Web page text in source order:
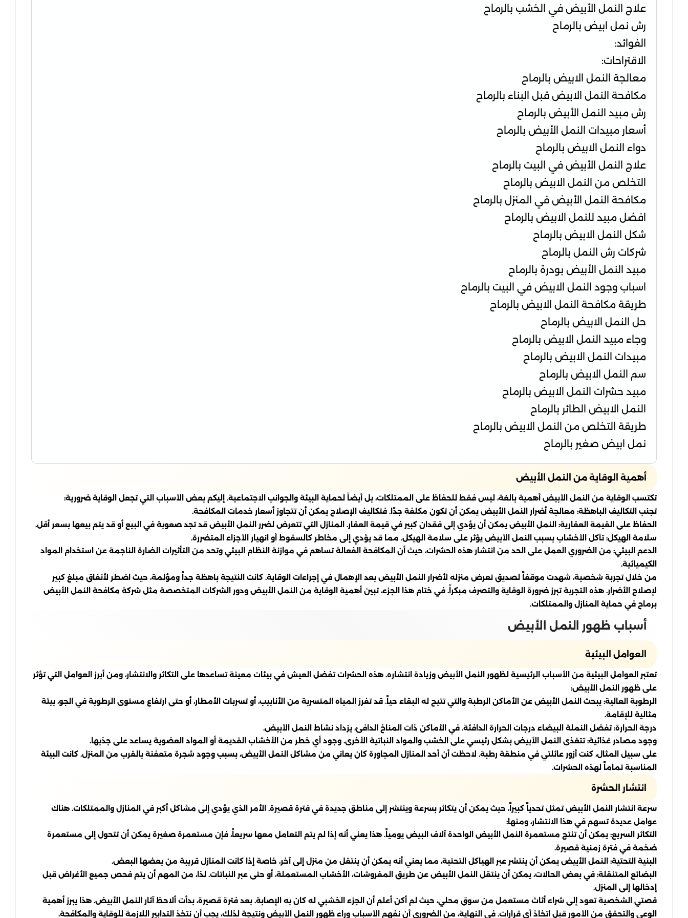
علاج النمل الأبيض في الخشب بالرماح
رش نمل ابيض بالرماح
الفوائد:
الاقتراحات:
معالجة النمل الابيض بالرماح
مكافحة النمل الابيض قبل البناء بالرماح
رش مبيد النمل الأبيض بالرماح
أسعار مبيدات النمل الأبيض بالرماح
دواء النمل الابيض بالرماح
علاج النمل الأبيض في البيت بالرماح
التخلص من النمل الابيض بالرماح
مكافحة النمل الأبيض في المنزل بالرماح
افضل مبيد للنمل الابيض بالرماح
شكل النمل الابيض بالرماح
شركات رش النمل بالرماح
مبيد النمل الأبيض بودرة بالرماح
اسباب وجود النمل الابيض في البيت بالرماح
طريقة مكافحة النمل الابيض بالرماح
حل النمل الابيض بالرماح
وجاء مبيد النمل الابيض بالرماح
مبيدات النمل الابيض بالرماح
سم النمل الابيض بالرماح
مبيد حشرات النمل الابيض بالرماح
النمل الابيض الطائر بالرماح
طريقة التخلص من النمل الابيض بالرماح
نمل ابيض صغير بالرماح
أهمية الوقاية من النمل الأبيض
تكتسب الوقاية من النمل الأبيض أهمية بالغة، ليس فقط للحفاظ على الممتلكات، بل أيضاً لحماية البيئة والجوانب الاجتماعية. إليكم بعض الأسباب التي تجعل الوقاية ضرورية:
تجنب التكاليف الباهظة: معالجة أضرار النمل الأبيض يمكن أن تكون مكلفة جدًا. فتكاليف الإصلاح يمكن أن تتجاوز أسعار خدمات المكافحة.
الحفاظ على القيمة العقارية: النمل الأبيض يمكن أن يؤدي إلى فقدان كبير في قيمة العقار. المنازل التي تتعرض لضرر النمل الأبيض قد تجد صعوبة في البيع أو قد يتم بيعها بسعر أقل.
سلامة الهيكل: تآكل الأخشاب بسبب النمل الأبيض يؤثر على سلامة الهيكل. مما قد يؤدي إلى مخاطر كالسقوط أو انهيار الأجزاء المتضررة.
الدعم البيئي: من الضروري العمل على الحد من انتشار هذه الحشرات، حيث أن المكافحة الفعالة تساهم في موازنة النظام البيئي وتحد من التأثيرات الضارة الناجمة عن استخدام المواد
الكيميائية.
من خلال تجربة شخصية، شهدت موقفاً لصديق تعرض منزله لأضرار النمل الأبيض بعد الإهمال في إجراءات الوقاية. كانت النتيجة باهظة جداً ومؤلمة، حيث اضطر لأنفاق مبلغ كبير
لإصلاح الأضرار. هذه التجربة تبرز ضرورة الوقاية والتصرف مبكراً. في ختام هذا الجزء، تبين أهمية الوقاية من النمل الأبيض ودور الشركات المتخصصة مثل شركة مكافحة النمل الأبيض
برماح في حماية المنازل والممتلكات.
أسباب ظهور النمل الأبيض
العوامل البيئية
تعتبر العوامل البيئية من الأسباب الرئيسية لظهور النمل الأبيض وزيادة انتشاره. هذه الحشرات تفضل العيش في بيئات معينة تساعدها على التكاثر والانتشار، ومن أبرز العوامل التي تؤثر
على ظهور النمل الأبيض:
الرطوبة العالية: يبحث النمل الأبيض عن الأماكن الرطبة والتي تتيح له البقاء حياً. قد تفرز المياه المتسربة من الأنابيب، أو تسربات الأمطار، أو حتى ارتفاع مستوى الرطوبة في الجو، بيئة
مثالية للإقامة.
درجة الحرارة: تفضل النملة البيضاء درجات الحرارة الدافئة. في الأماكن ذات المناخ الدافئ، يزداد نشاط النمل الأبيض.
وجود مصادر غذائية: تتغذى النمل الأبيض بشكل رئيسي على الخشب والمواد النباتية الأخرى. وجود أي خطر من الأخشاب القديمة أو المواد العضوية يساعد على جذبها.
على سبيل المثال، كنت أزور عائلتي في منطقة رطبة. لاحظت أن أحد المنازل المجاورة كان يعاني من مشاكل النمل الأبيض، بسبب وجود شجرة متعفنة بالقرب من المنزل. كانت البيئة
المناسبة تماماً لهذه الحشرات.
انتشار الحشرة
سرعة انتشار النمل الأبيض تمثل تحدياً كبيراً، حيث يمكن أن يتكاثر بسرعة وينتشر إلى مناطق جديدة في فترة قصيرة. الأمر الذي يؤدي إلى مشاكل أكبر في المنازل والممتلكات. هناك
عوامل عديدة تسهم في هذا الانتشار، ومنها:
التكاثر السريع: يمكن أن تنتج مستعمرة النمل الأبيض الواحدة آلاف البيض يومياً. هذا يعني أنه إذا لم يتم التعامل معها سريعاً، فإن مستعمرة صغيرة يمكن أن تتحول إلى مستعمرة
ضخمة في فترة زمنية قصيرة.
البنية التحتية: النمل الأبيض يمكن أن ينتشر عبر الهياكل التحتية، مما يعني أنه يمكن أن ينتقل من منزل إلى آخر، خاصة إذا كانت المنازل قريبة من بعضها البعض.
البضائع المتنقلة: في بعض الحالات، يمكن أن ينتقل النمل الأبيض عن طريق المفروشات، الأخشاب المستعملة، أو حتى عبر النباتات. لذا، من المهم أن يتم فحص جميع الأغراض قبل
إدخالها إلى المنزل.
قصتي الشخصية تعود إلى شراء أثاث مستعمل من سوق محلي، حيث لم أكن أعلم أن الجزء الخشبي له كان به الإصابة. بعد فترة قصيرة، بدأت ألاحظ آثار النمل الأبيض. هذا يبرز أهمية
الوعي والتحقق من الأمور قبل اتخاذ أي قرارات. في النهاية، من الضروري أن نفهم الأسباب وراء ظهور النمل الأبيض ونتيجة لذلك، يجب أن نتخذ التدابير اللازمة للوقاية والمكافحة.